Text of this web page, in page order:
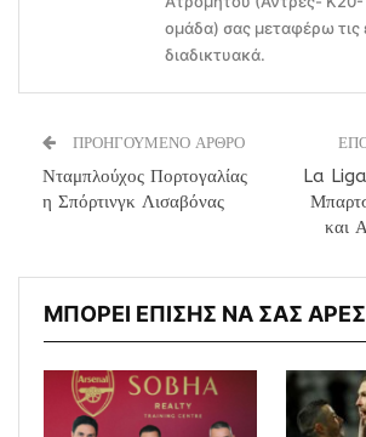
ομάδα) σας μεταφέρω τις
διαδικτυακά.
ΠΡΟΗΓΟΥΜΕΝΟ ΑΡΘΡΟ
Νταμπλούχος Πορτογαλίας
η Σπόρτινγκ Λισαβόνας
La
και
ΜΠΟΡΕΙ ΕΠΙΣΗΣ ΝΑ ΣΑΣ